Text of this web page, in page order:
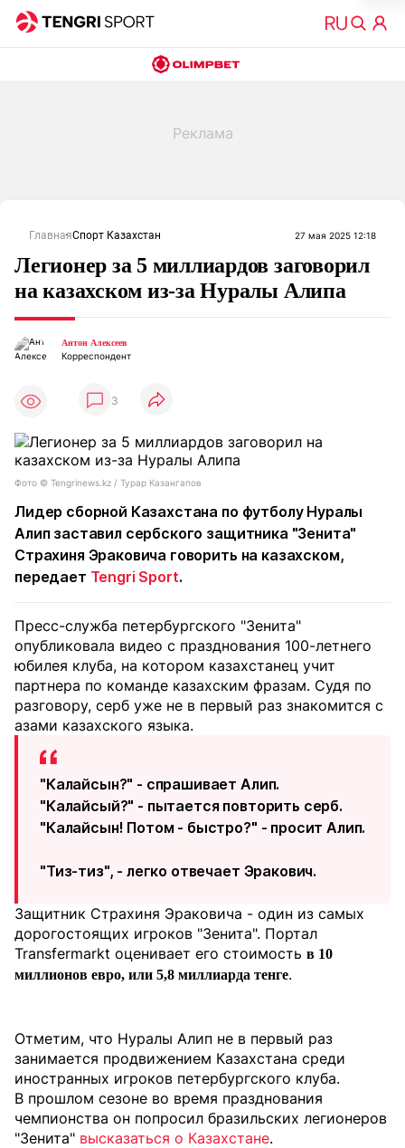
ГлавнаяСпорт Казахстан 27 мая 2025 12:18
Легионер за 5 миллиардов заговорил
на казахском из-за Нуралы Алипа
Антон Алексеев
Корреспондент
3
Фото ©️ Tengrinews.kz / Турар Казангапов
Лидер сборной Казахстана по футболу Нуралы
Алип заставил сербского защитника "Зенита"
Страхиня Эраковича говорить на казахском,
передает Tengri Sport.
Пресс-служба петербургского "Зенита"
опубликовала видео с празднования 100-летнего
юбилея клуба, на котором казахстанец учит
партнера по команде казахским фразам. Судя по
разговору, серб уже не в первый раз знакомится с
азами казахского языка.
"Калайсын?" - спрашивает Алип.
"Калайсый?" - пытается повторить серб.
"Калайсын! Потом - быстро?" - просит Алип.
"Тиз-тиз", - легко отвечает Эракович.
Защитник Страхиня Эраковича - один из самых
дорогостоящих игроков "Зенита". Портал
Transfermarkt оценивает его стоимость в 10
миллионов евро, или 5,8 миллиарда тенге.
Отметим, что Нуралы Алип не в первый раз
занимается продвижением Казахстана среди
иностранных игроков петербургского клуба.
В прошлом сезоне во время празднования
чемпионства он попросил бразильских легионеров
"Зенита" высказаться о Казахстане.